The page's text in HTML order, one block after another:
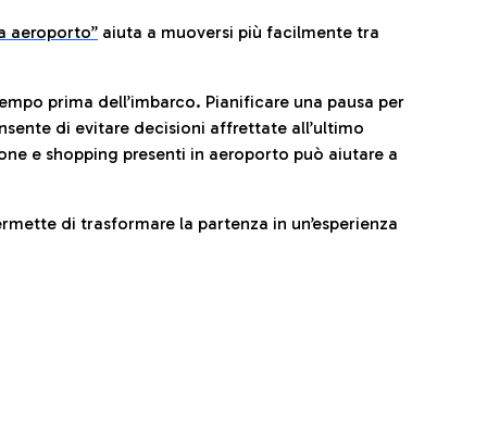
aeroporto” aiuta a muoversi più facilmente tra
prima dell’imbarco. Pianificare una pausa per
di evitare decisioni affrettate all’ultimo
e shopping presenti in aeroporto può aiutare a
di trasformare la partenza in un’esperienza